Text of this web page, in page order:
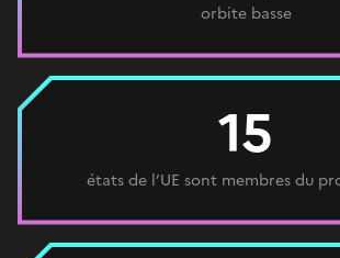
orbite basse
15
états de l’UE sont membres du